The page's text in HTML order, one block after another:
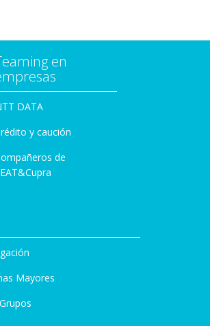
en
DATA
y caución
de
Mayores